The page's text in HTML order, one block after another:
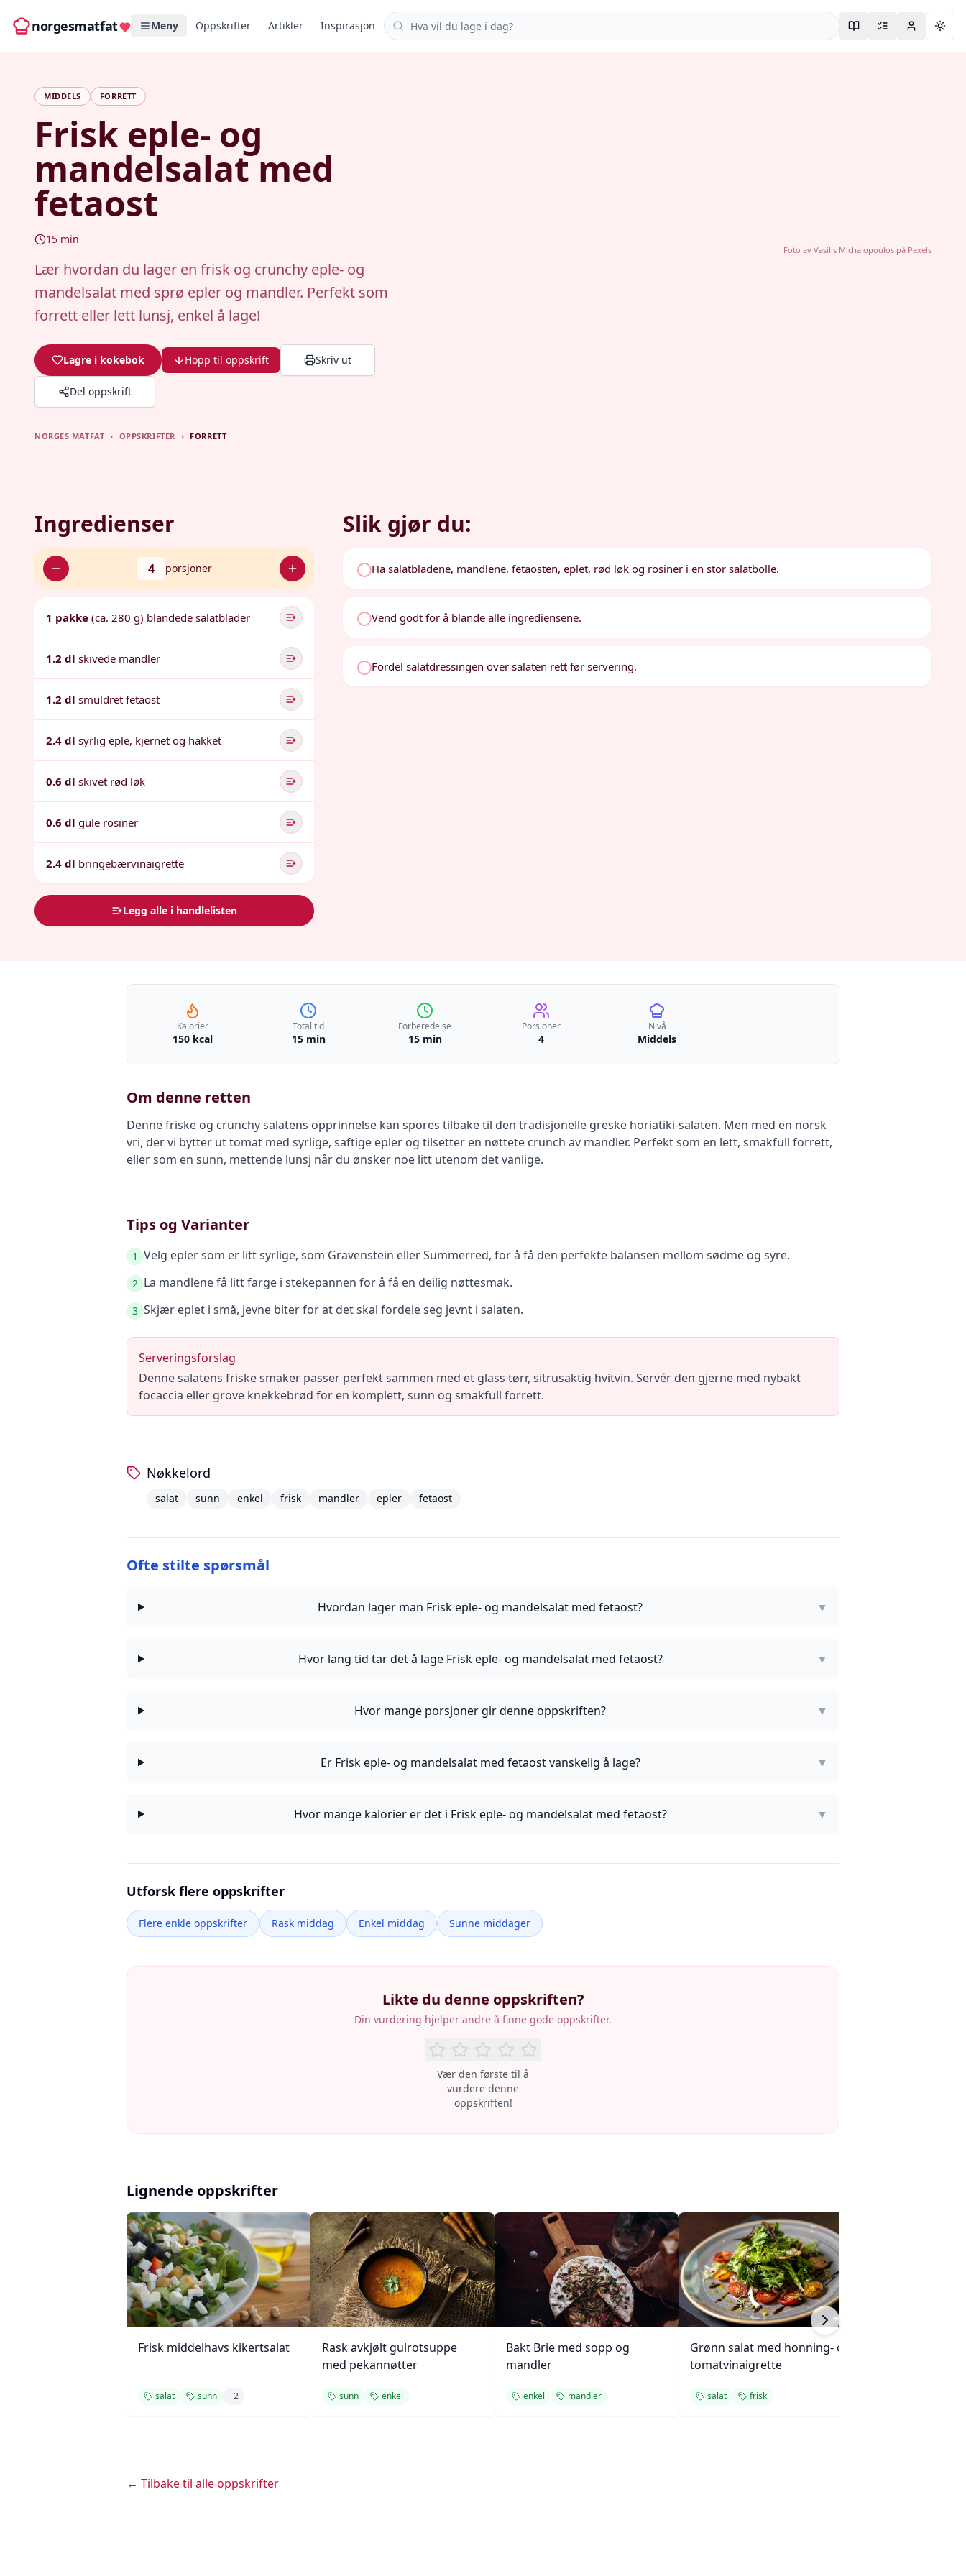
norgesmatfat Meny Oppskrifter Artikler Inspirasjon Søk i oppskrifter
MIDDELS FORRETT
Frisk eple- og
mandelsalat med
fetaost
15 min
Lær hvordan du lager en frisk og crunchy eple- og
mandelsalat med sprø epler og mandler. Perfekt som
forrett eller lett lunsj, enkel å lage!
Lagre i kokebok Hopp til oppskrift Skriv ut
Del oppskrift
Foto av Vasilis Michalopoulospå Pexels
NORGES MATFAT › OPPSKRIFTER › FORRETT
Ingredienser
4 porsjoner
1 pakke (ca. 280 g) blandede salatblader
1.2 dl skivede mandler
1.2 dl smuldret fetaost
2.4 dl syrlig eple, kjernet og hakket
0.6 dl skivet rød løk
0.6 dl gule rosiner
2.4 dl bringebærvinaigrette
Legg alle i handlelisten
Slik gjør du:
Ha salatbladene, mandlene, fetaosten, eplet, rød løk og rosiner i en stor salatbolle.
Vend godt for å blande alle ingrediensene.
Fordel salatdressingen over salaten rett før servering.
Kalorier
150 kcal
Total tid
15 min
Forberedelse
15 min
Porsjoner
4
Nivå
Middels
Om denne retten
Denne friske og crunchy salatens opprinnelse kan spores tilbake til den tradisjonelle greske horiatiki-salaten. Men med en norsk
vri, der vi bytter ut tomat med syrlige, saftige epler og tilsetter en nøttete crunch av mandler. Perfekt som en lett, smakfull forrett,
eller som en sunn, mettende lunsj når du ønsker noe litt utenom det vanlige.
Tips og Varianter
1 Velg epler som er litt syrlige, som Gravenstein eller Summerred, for å få den perfekte balansen mellom sødme og syre.
2 La mandlene få litt farge i stekepannen for å få en deilig nøttesmak.
3 Skjær eplet i små, jevne biter for at det skal fordele seg jevnt i salaten.
Serveringsforslag
Denne salatens friske smaker passer perfekt sammen med et glass tørr, sitrusaktig hvitvin. Servér den gjerne med nybakt
focaccia eller grove knekkebrød for en komplett, sunn og smakfull forrett.
Nøkkelord
salat sunn enkel frisk mandler epler fetaost
Ofte stilte spørsmål
Hvordan lager man Frisk eple- og mandelsalat med fetaost? ▼
Hvor lang tid tar det å lage Frisk eple- og mandelsalat med fetaost? ▼
Hvor mange porsjoner gir denne oppskriften? ▼
Er Frisk eple- og mandelsalat med fetaost vanskelig å lage? ▼
Hvor mange kalorier er det i Frisk eple- og mandelsalat med fetaost? ▼
Utforsk flere oppskrifter
Flere enkle oppskrifter Rask middag Enkel middag Sunne middager
Likte du denne oppskriften?
Din vurdering hjelper andre å finne gode oppskrifter.
Vær den første til å
vurdere denne
oppskriften!
Lignende oppskrifter
Frisk middelhavs kikertsalat
salat sunn +2
Rask avkjølt gulrotsuppe
med pekannøtter
sunn enkel
Bakt Brie med sopp og
mandler
enkel mandler
Grønn salat med honning- og
tomatvinaigrette
salat frisk
← Tilbake til alle oppskrifter